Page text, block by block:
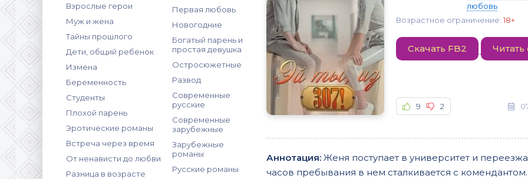
Взрослые герои
Муж и жена
Тайны прошлого
Дети, общий ребенок
Измена
Беременность
Студенты
Плохой парень
Эротические романы
Встреча через время
От ненависти до любви
Разница в возрасте
Первая любовь
Новогодние
Богатый парень и
простая девушка
Остросюжетные
Развод
Современные
русские
Современные
зарубежные
Зарубежные
романы
Русские романы
любовь
Возрастное ограничение: 18+
Скачать FB2
9 2
Аннотация: Женя поступает в университет и
часов пребывания в нем сталкивается с